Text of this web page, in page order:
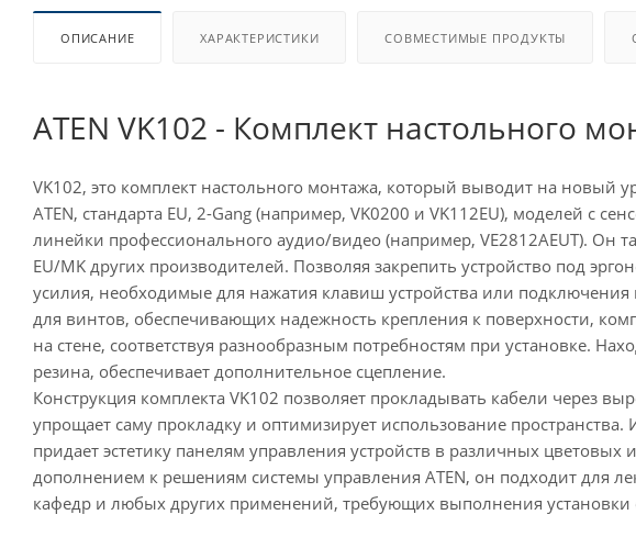
ОПИСАНИЕ ХАРАКТЕРИСТИКИ СОВМЕСТИМЫЕ ПРОДУКТЫ
ATEN VK102 - Комплект настольного
VK102, это комплект настольного монтажа, который выводит на новый
ATEN, стандарта EU, 2-Gang (например, VK0200 и VK112EU), моделей с
линейки профессионального аудио/видео (например, VE2812AEUT). Он
EU/MK других производителей. Позволяя закрепить устройство под
усилия, необходимые для нажатия клавиш устройства или подключения
для винтов, обеспечивающих надежность крепления к поверхности,
на стене, соответствуя разнообразным потребностям при установке.
резина, обеспечивает дополнительное сцепление.
Конструкция комплекта VK102 позволяет прокладывать кабели через
упрощает саму прокладку и оптимизирует использование пространства.
придает эстетику панелям управления устройств в различных
дополнением к решениям системы управления ATEN, он подходит для
кафедр и любых других применений, требующих выполнения установки